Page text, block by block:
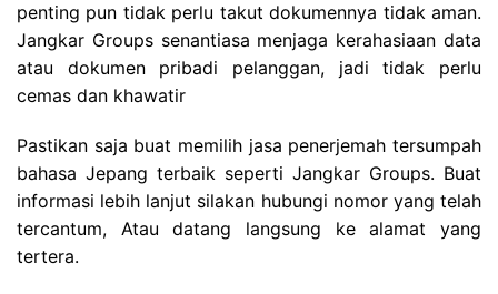
penting pun tidak perlu takut dokumennya tidak aman.
Jangkar Groups senantiasa menjaga kerahasiaan data
atau dokumen pribadi pelanggan, jadi tidak perlu
cemas dan khawatir
Pastikan saja buat memilih jasa penerjemah tersumpah
bahasa Jepang terbaik seperti Jangkar Groups. Buat
informasi lebih lanjut silakan hubungi nomor yang telah
tercantum, Atau datang langsung ke alamat yang
tertera.